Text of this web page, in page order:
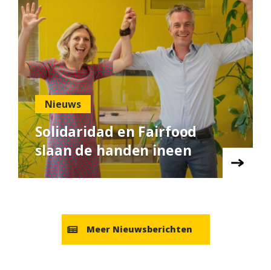
Nieuws
Solidaridad en Fairfood
slaan de handen ineen
Meer Nieuwsberichten